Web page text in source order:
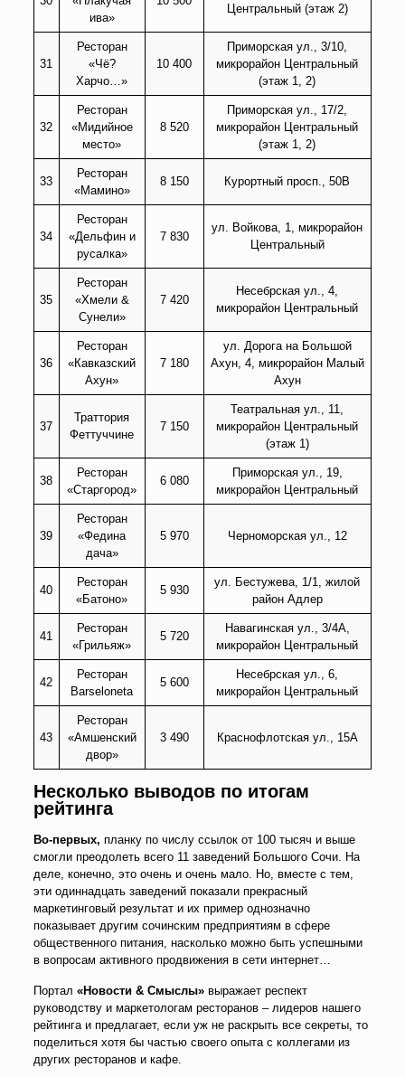
ива»
Центральный (этаж 2)
31
Ресторан
«Чё?
Харчо…»
10 400
Приморская ул., 3/10,
микрорайон Центральный
(этаж 1, 2)
32
Ресторан
«Мидийное
место»
8 520
Приморская ул., 17/2,
микрорайон Центральный
(этаж 1, 2)
33
Ресторан
«Мамино»
8 150 Курортный просп., 50В
34
Ресторан
«Дельфин и
русалка»
7 830
ул. Войкова, 1, микрорайон
Центральный
35
Ресторан
«Хмели &
Сунели»
7 420
Несебрская ул., 4,
микрорайон Центральный
36
Ресторан
«Кавказский
Ахун»
7 180
ул. Дорога на Большой
Ахун, 4, микрорайон Малый
Ахун
37
Траттория
Феттуччине
7 150
Театральная ул., 11,
микрорайон Центральный
(этаж 1)
38
Ресторан
«Старгород»
6 080
Приморская ул., 19,
микрорайон Центральный
39
Ресторан
«Федина
дача»
5 970 Черноморская ул., 12
40
Ресторан
«Батоно»
5 930
ул. Бестужева, 1/1, жилой
район Адлер
41
Ресторан
«Грильяж»
5 720
Навагинская ул., 3/4А,
микрорайон Центральный
42
Ресторан
Barseloneta
5 600
Несебрская ул., 6,
микрорайон Центральный
43
Ресторан
«Амшенский
двор»
3 490 Краснофлотская ул., 15А
Несколько выводов по итогам
рейтинга
Во-первых, планку по числу ссылок от 100 тысяч и выше
смогли преодолеть всего 11 заведений Большого Сочи. На
деле, конечно, это очень и очень мало. Но, вместе с тем,
эти одиннадцать заведений показали прекрасный
маркетинговый результат и их пример однозначно
показывает другим сочинским предприятиям в сфере
общественного питания, насколько можно быть успешными
в вопросам активного продвижения в сети интернет…
Портал «Новости & Смыслы»выражает респект
руководству и маркетологам ресторанов – лидеров нашего
рейтинга и предлагает, если уж не раскрыть все секреты, то
поделиться хотя бы частью своего опыта с коллегами из
других ресторанов и кафе.